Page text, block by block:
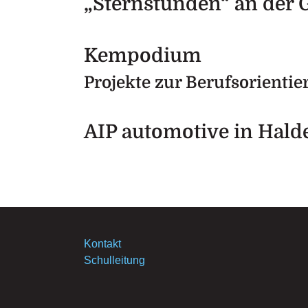
Kempodium
Projekte zur
AIP automotive in
Kontakt
Schulleitung